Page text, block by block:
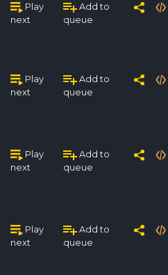
Play
next
Add to
queue
Play
next
Add to
queue
Play
next
Add to
queue
Play
next
Add to
queue